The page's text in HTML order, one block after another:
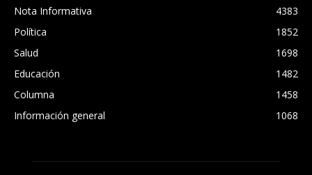
Nota Informativa
4383
Política
1852
Salud
1698
Educación
1482
Columna
1458
Información general
1068